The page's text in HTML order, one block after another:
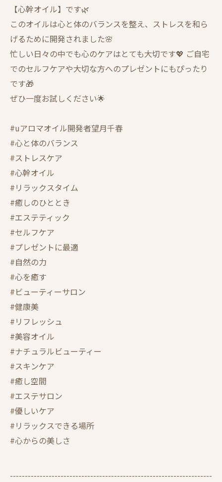
【心幹オイル】です🌿
このオイルは心と体のバランスを整え、ストレスを和ら
げるために開発されました🌸
忙しい日々の中でも心のケアはとても大切です💖 ご自宅
でのセルフケアや大切な方へのプレゼントにもぴったり
です🎁
ぜひ一度お試しください🌟
#uアロマオイル開発者望月千春
#心と体のバランス
#ストレスケア
#心幹オイル
#リラックスタイム
#癒しのひととき
#エステティック
#セルフケア
#プレゼントに最適
#自然の力
#心を癒す
#ビューティーサロン
#健康美
#リフレッシュ
#美容オイル
#ナチュラルビューティー
#スキンケア
#癒し空間
#エステサロン
#優しいケア
#リラックスできる場所
#心からの美しさ
--------------------------------------------------------------------